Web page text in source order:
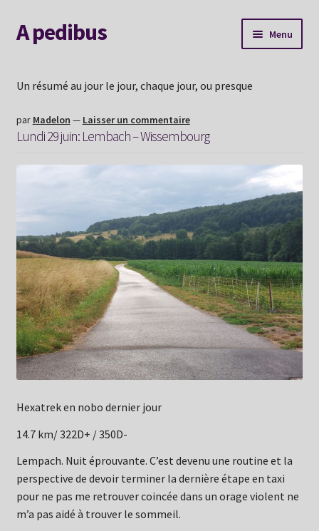
Aller
à
navigation
Aller
au
A pedibus Menu
Explorer le site
Me contacter
Album souvenirs
Mon Hexaperso 2026
Un résumé au jour le jour, chaque jour, ou presque
par Madelon — Laisser un commentaire
Lundi 29 juin: Lembach – Wissembourg
Hexatrek en nobo dernier jour
14.7 km/ 322D+ / 350D-
Lempach. Nuit éprouvante. C’est devenu une routine et la
perspective de devoir terminer la dernière étape en taxi
pour ne pas me retrouver coincée dans un orage violent ne
m’a pas aidé à trouver le sommeil.